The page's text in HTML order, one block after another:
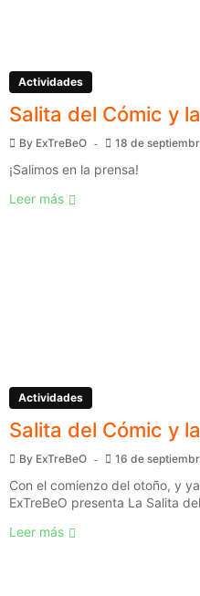
Actividades
Salita del Cómic y
By ExTreBeO 18 de
¡Salimos en la prensa!
Leer más
Actividades
Salita del Cómic y
By ExTreBeO 16 de
Con el comienzo del otoño, y
ExTreBeO presenta La Salita
Leer más